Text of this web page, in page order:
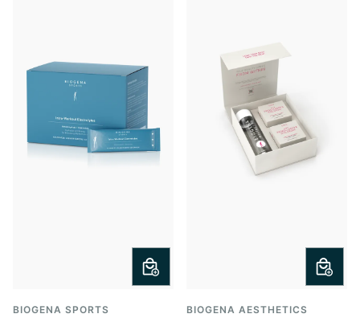
BIOGENA SPORTS BIOGENA AESTHETICS